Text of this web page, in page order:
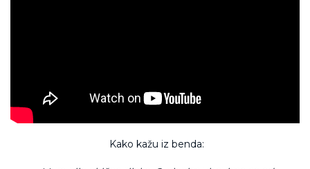
Kako kažu iz benda: